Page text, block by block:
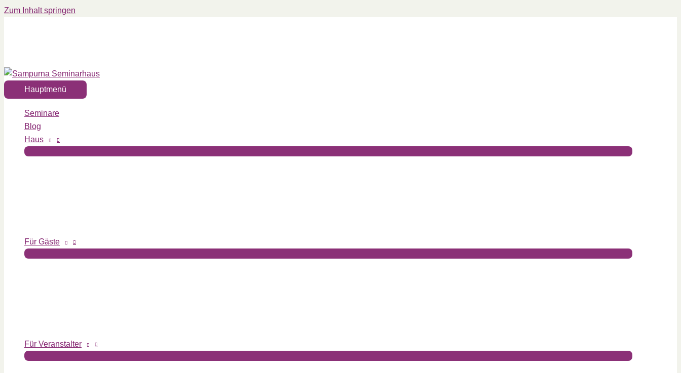
Zum Inhalt springen
Hauptmenü
Seminare
Blog
Haus
Für Gäste
Für Veranstalter